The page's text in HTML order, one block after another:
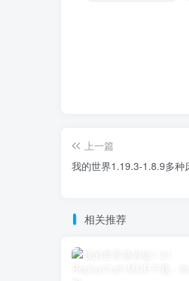
上一篇
我的世界1.19.3-1.8.9多种
相关推荐